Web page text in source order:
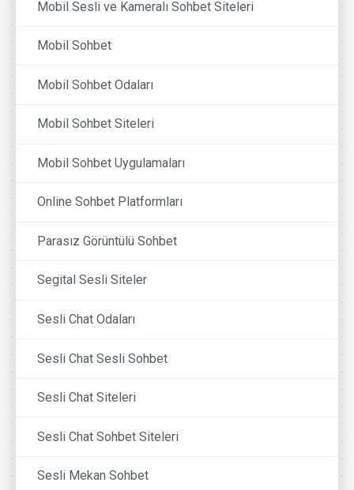
Mobil Sesli ve Kameralı Sohbet Siteleri
Mobil Sohbet
Mobil Sohbet Odaları
Mobil Sohbet Siteleri
Mobil Sohbet Uygulamaları
Online Sohbet Platformları
Parasız Görüntülü Sohbet
Segital Sesli Siteler
Sesli Chat Odaları
Sesli Chat Sesli Sohbet
Sesli Chat Siteleri
Sesli Chat Sohbet Siteleri
Sesli Mekan Sohbet